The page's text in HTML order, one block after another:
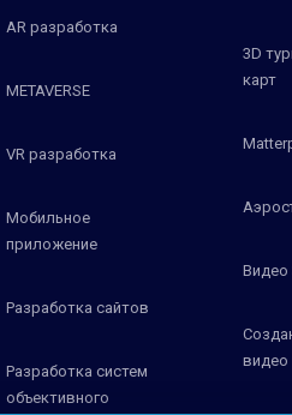
AR разработка
METAVERSE
VR разработка
Мобильное
приложение
Разработка сайтов
Разработка систем
объективного
3D
карт
Видео
видео